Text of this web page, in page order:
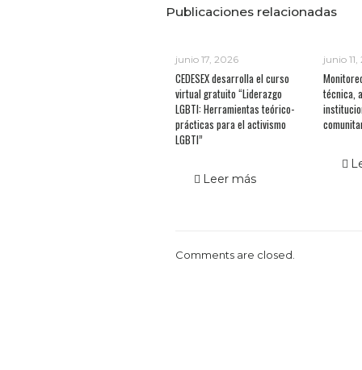
Publicaciones relacionadas
junio 17, 2026
CEDESEX desarrolla el curso
virtual gratuito “Liderazgo
LGBTI: Herramientas teórico-
prácticas para el activismo
LGBTI”
Leer más
junio
técnica,
Comments are closed.